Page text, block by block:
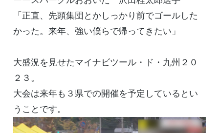
「正直、先頭集団とかしっかり前でゴールした
かった。来年、強い僕らで帰ってきたい」
大盛況を見せたマイナビツール・ド・九州２０
２３。
大会は来年も３県での開催を予定しているとい
うことです。